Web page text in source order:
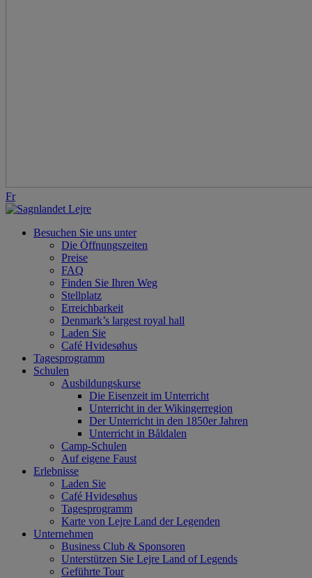
Fr
Besuchen Sie uns unter
Die Öffnungszeiten
Preise
FAQ
Finden Sie Ihren Weg
Stellplatz
Erreichbarkeit
Denmark’s largest royal hall
Laden Sie
Café Hvidesøhus
Tagesprogramm
Schulen
Ausbildungskurse
Die Eisenzeit im Unterricht
Unterricht in der Wikingerregion
Der Unterricht in den 1850er Jahren
Unterricht in Båldalen
Camp-Schulen
Auf eigene Faust
Erlebnisse
Laden Sie
Café Hvidesøhus
Tagesprogramm
Karte von Lejre Land der Legenden
Unternehmen
Business Club & Sponsoren
Unterstützen Sie Lejre Land of Legends
Geführte Tour